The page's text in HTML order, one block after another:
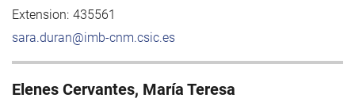
Extension: 435561
sara.duran@imb-cnm.csic.es
Elenes Cervantes, María Teresa